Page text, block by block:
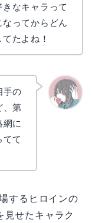
なキャラって
ってからどん
たよね！
手の
、第
に
て
するヒロインの
見せたキャラク